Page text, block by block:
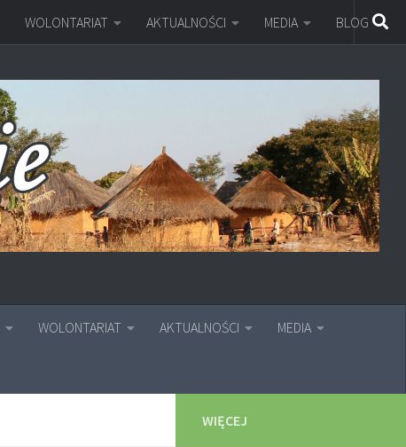
WOLONTARIAT AKTUALNOŚCI MEDIA BLOG
WOLONTARIAT AKTUALNOŚCI MEDIA
WIĘCEJ